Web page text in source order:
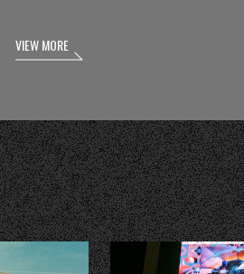
VIEW MORE